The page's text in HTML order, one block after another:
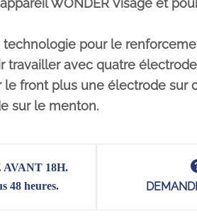
WONDER Visage et
technologie pour le
travailler avec quatre
le front plus une électrode sur
sur le menton.
18H.
48 heures.